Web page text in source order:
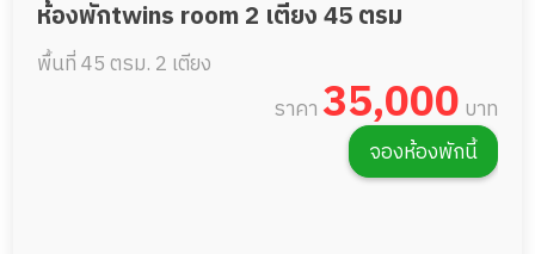
ห้องพักtwins room 2 เตียง 45 ตรม
พื้นที่ 45 ตรม. 2 เตียง
ราคา 35,000 บาท
จองห้องพักนี้